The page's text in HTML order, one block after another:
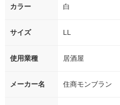
カラー 白
サイズ LL
使用業種 居酒屋
メーカー名 住商モンブラン